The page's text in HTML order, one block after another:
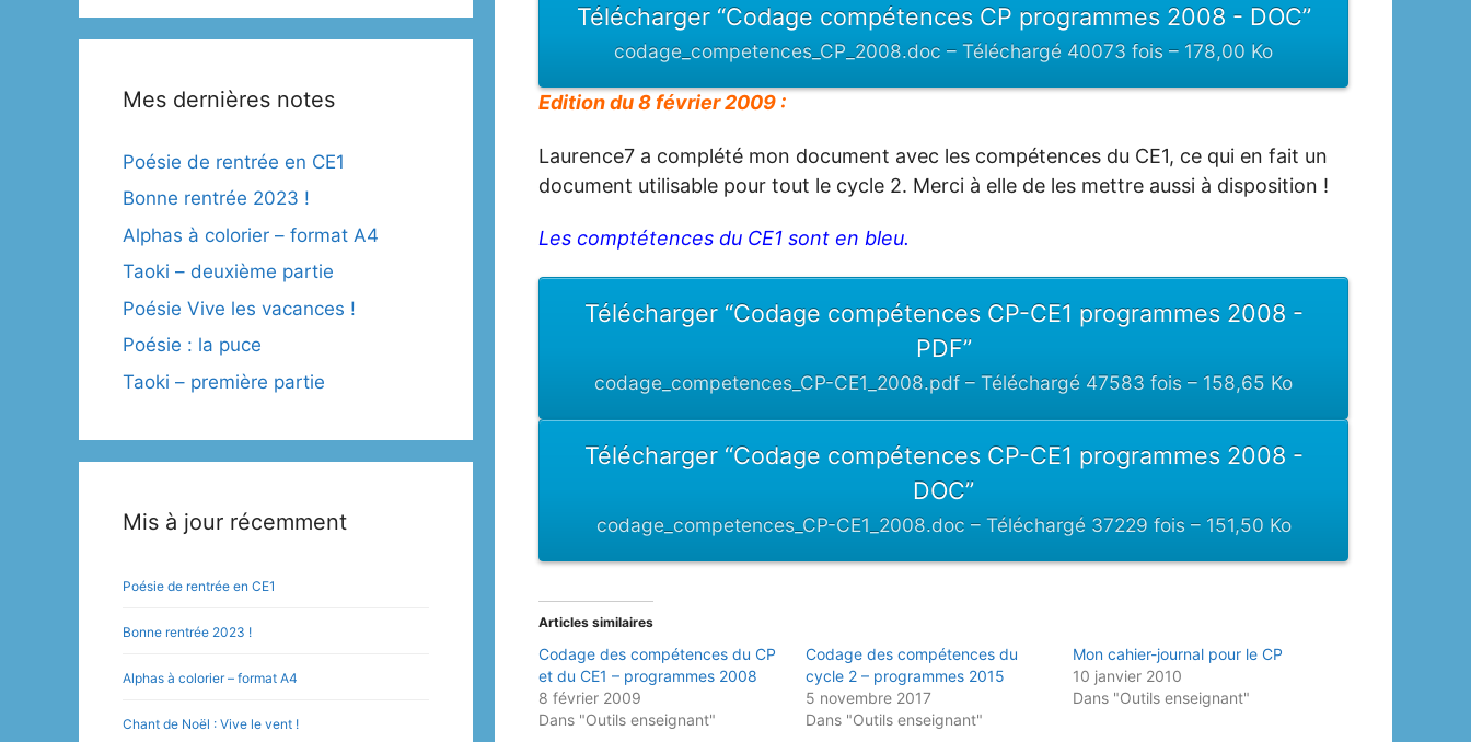
Télécharger “Codage compétences CP programmes 2008 - DOC”
codage_competences_CP_2008.doc – Téléchargé 40073 fois – 178,00 Ko
Edition du 8 février 2009 :
Laurence7 a complété mon document avec les compétences du CE1, ce qui en fait un
document utilisable pour tout le cycle 2. Merci à elle de les mettre aussi à disposition !
Les comptétences du CE1 sont en bleu.
Télécharger “Codage compétences CP-CE1 programmes 2008 -
PDF”
codage_competences_CP-CE1_2008.pdf – Téléchargé 47583 fois – 158,65 Ko
Télécharger “Codage compétences CP-CE1 programmes 2008 -
DOC”
codage_competences_CP-CE1_2008.doc – Téléchargé 37229 fois – 151,50 Ko
Articles similaires
Codage des compétences du CP
et du CE1 – programmes 2008
8 février 2009
Dans "Outils enseignant"
Codage des compétences du
cycle 2 – programmes 2015
5 novembre 2017
Dans "Outils enseignant"
Mon cahier-journal pour le CP
10 janvier 2010
Dans "Outils enseignant"
Mes dernières notes
Poésie de rentrée en CE1
Bonne rentrée 2023 !
Alphas à colorier – format A4
Taoki – deuxième partie
Poésie Vive les vacances !
Poésie : la puce
Taoki – première partie
Mis à jour récemment
Poésie de rentrée en CE1
Bonne rentrée 2023 !
Alphas à colorier – format A4
Chant de Noël : Vive le vent !